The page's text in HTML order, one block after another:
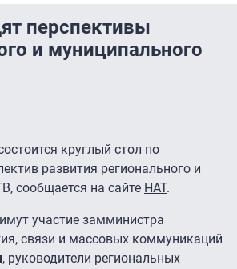
перспективы
и муниципального
круглый стол по
развития регионального и
сообщается на сайте НАТ.
участие замминистра
связи и массовых коммуникаций
, руководители региональных